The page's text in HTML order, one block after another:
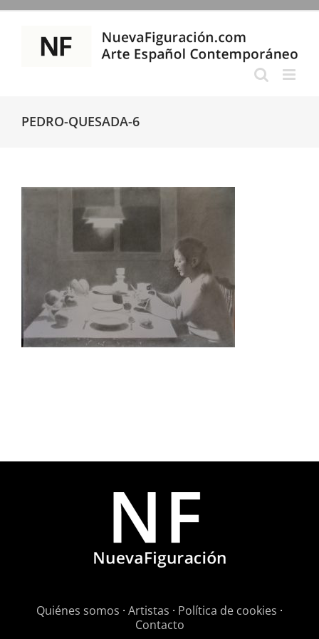
Saltar
contenido
PEDRO-QUESADA-6
Quiénes somos · Artistas · Política de cookies ·
Contacto